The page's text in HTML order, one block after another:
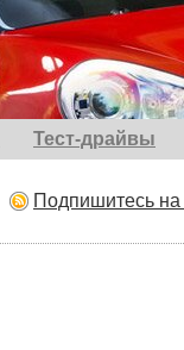
Тест-драйвы
Подпишитесь